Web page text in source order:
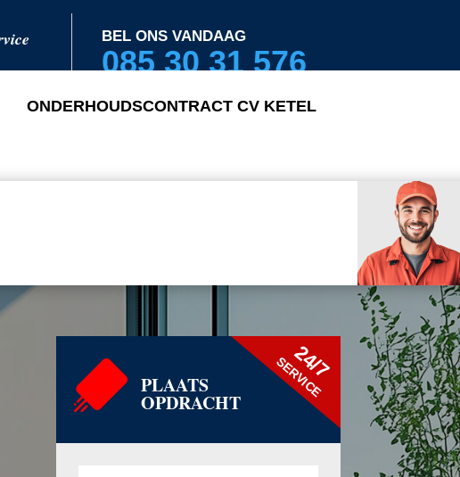
BEL ONS VANDAAG
085 30 31 576
ONDERHOUDSCONTRACT CV KETEL
PLAATS
OPDRACHT
24/7
SERVICE